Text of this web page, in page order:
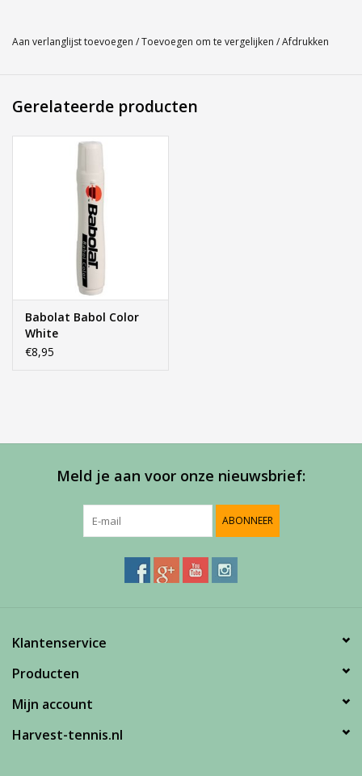
Aan verlanglijst toevoegen /Toevoegen om te vergelijken /Afdrukken
Gerelateerde producten
Babolat Babol Color
White
€8,95
Meld je aan voor onze nieuwsbrief:
ABONNEER
Klantenservice
Producten
Mijn account
Harvest-tennis.nl